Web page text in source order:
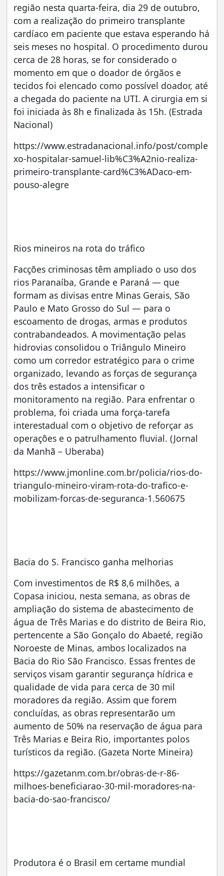
região nesta quarta-feira, dia 29 de outubro,
com a realização do primeiro transplante
cardíaco em paciente que estava esperando há
seis meses no hospital. O procedimento durou
cerca de 28 horas, se for considerado o
momento em que o doador de órgãos e
tecidos foi elencado como possível doador, até
a chegada do paciente na UTI. A cirurgia em si
foi iniciada às 8h e finalizada às 15h. (Estrada
Nacional)
https://www.estradanacional.info/post/comple
xo-hospitalar-samuel-lib%C3%A2nio-realiza-
primeiro-transplante-card%C3%ADaco-em-
pouso-alegre
Rios mineiros na rota do tráfico
Facções criminosas têm ampliado o uso dos
rios Paranaíba, Grande e Paraná — que
formam as divisas entre Minas Gerais, São
Paulo e Mato Grosso do Sul — para o
escoamento de drogas, armas e produtos
contrabandeados. A movimentação pelas
hidrovias consolidou o Triângulo Mineiro
como um corredor estratégico para o crime
organizado, levando as forças de segurança
dos três estados a intensificar o
monitoramento na região. Para enfrentar o
problema, foi criada uma força-tarefa
interestadual com o objetivo de reforçar as
operações e o patrulhamento fluvial. (Jornal
da Manhã – Uberaba)
https://www.jmonline.com.br/policia/rios-do-
triangulo-mineiro-viram-rota-do-trafico-e-
mobilizam-forcas-de-seguranca-1.560675
Bacia do S. Francisco ganha melhorias
Com investimentos de R$ 8,6 milhões, a
Copasa iniciou, nesta semana, as obras de
ampliação do sistema de abastecimento de
água de Três Marias e do distrito de Beira Rio,
pertencente a São Gonçalo do Abaeté, região
Noroeste de Minas, ambos localizados na
Bacia do Rio São Francisco. Essas frentes de
serviços visam garantir segurança hídrica e
qualidade de vida para cerca de 30 mil
moradores da região. Assim que forem
concluídas, as obras representarão um
aumento de 50% na reservação de água para
Três Marias e Beira Rio, importantes polos
turísticos da região. (Gazeta Norte Mineira)
https://gazetanm.com.br/obras-de-r-86-
milhoes-beneficiarao-30-mil-moradores-na-
bacia-do-sao-francisco/
Produtora é o Brasil em certame mundial